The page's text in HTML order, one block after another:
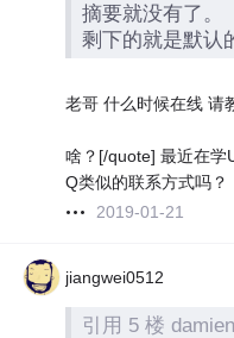
摘要就没有了。
剩下的就是默认
老哥 什么时候在线 请
啥？[/quote] 最近在学
Q类似的联系方式吗？
2019-01-21
jiangwei0512
引用 5 楼